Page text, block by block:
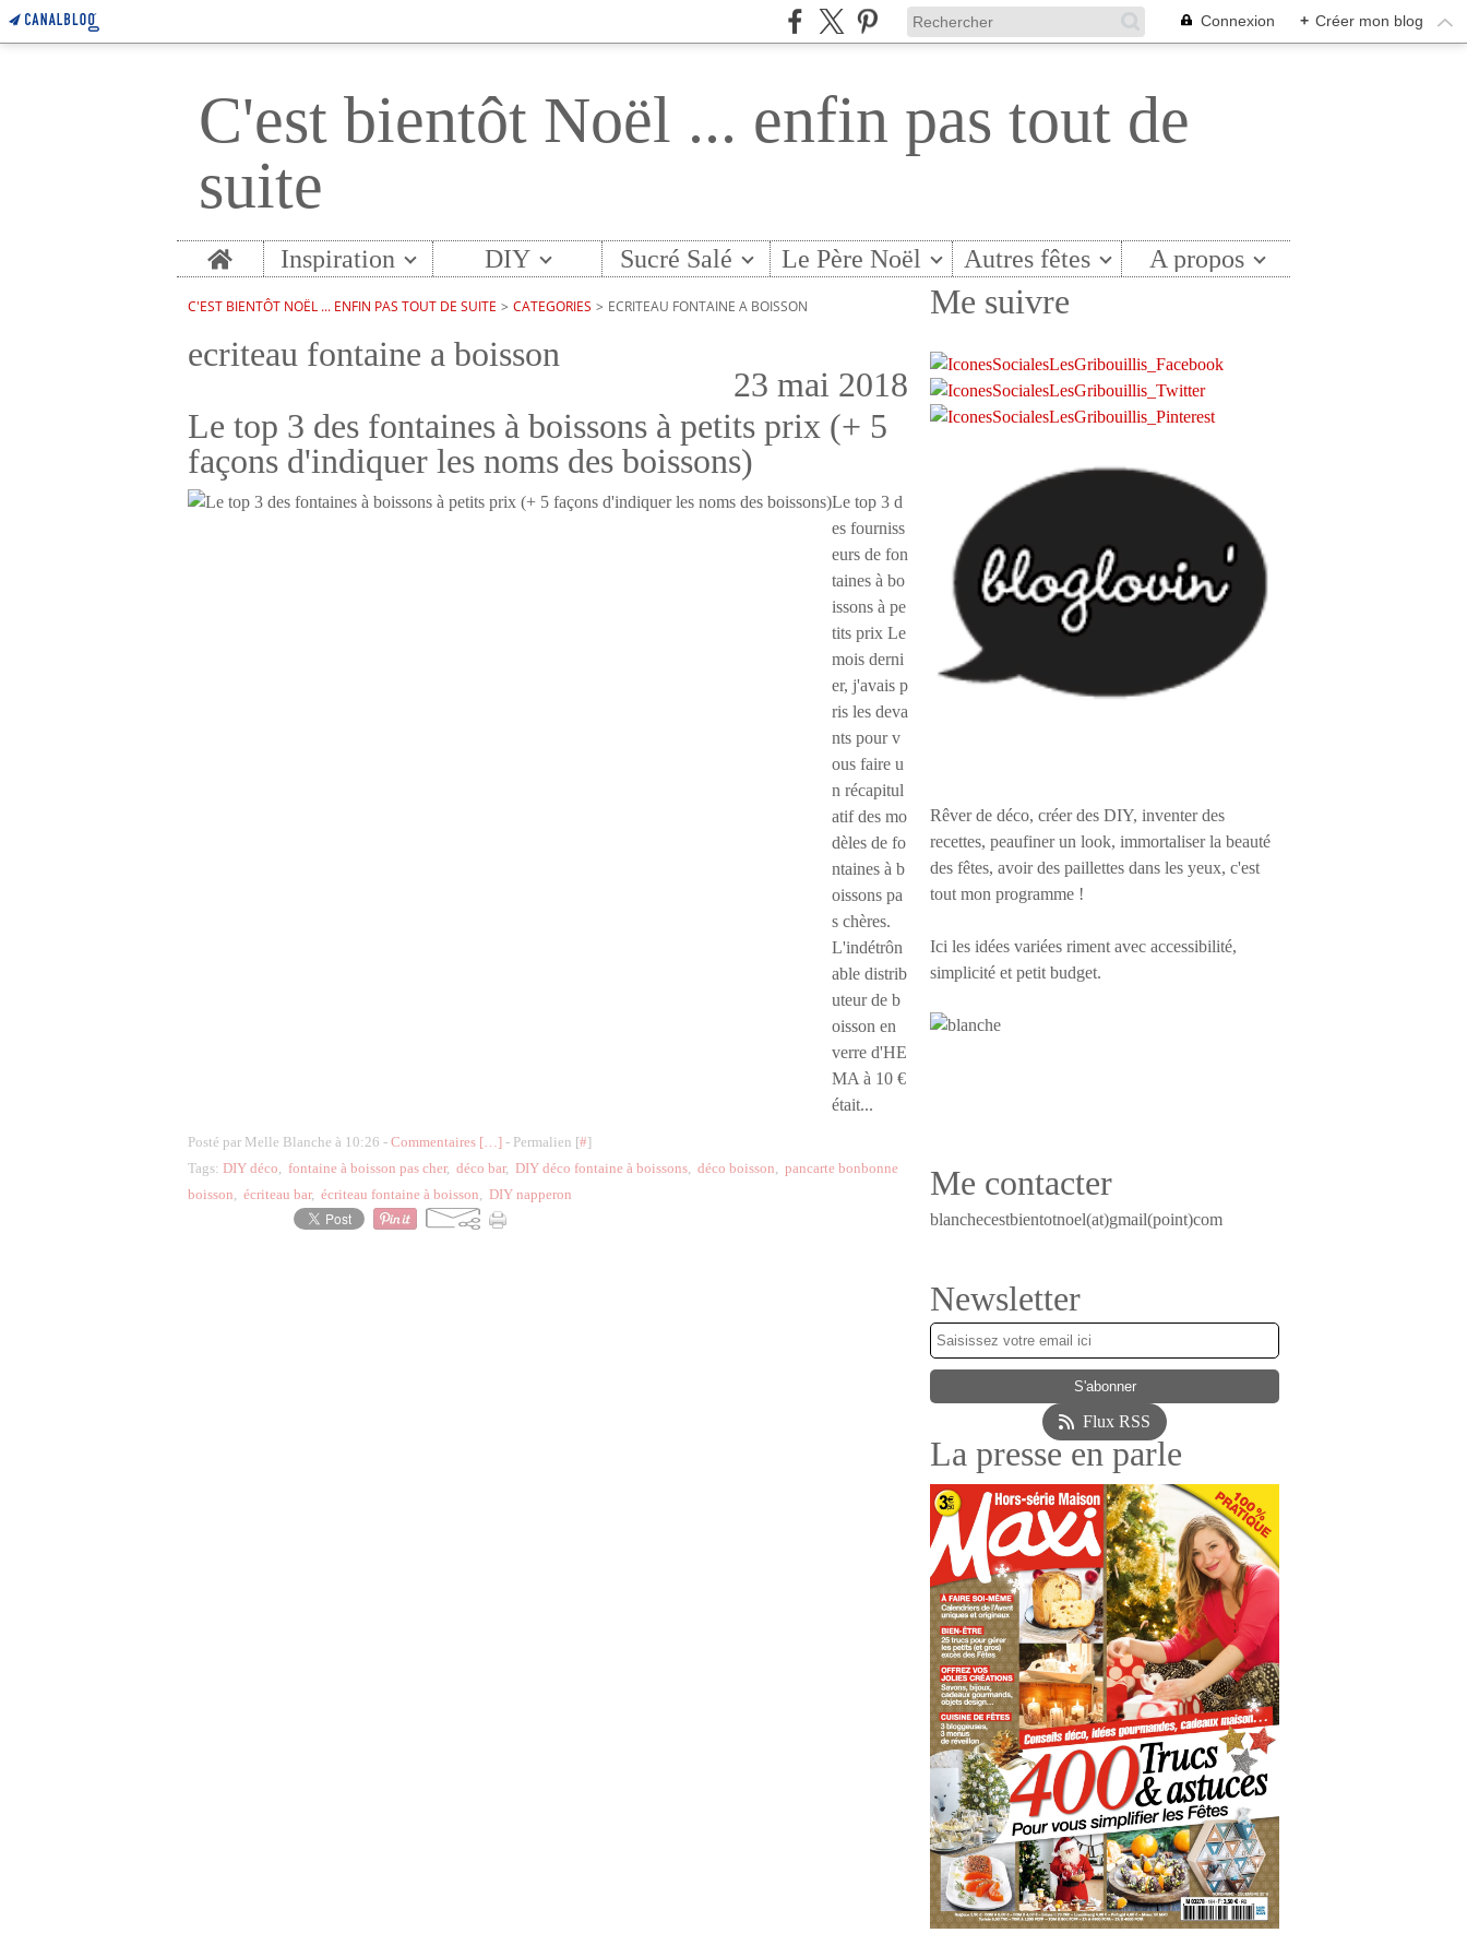
Connexion + Créer mon blog
C'est bientôt Noël ... enfin pas tout de
suite
Home Inspiration DIY Sucré Salé Le Père Noël Autres fêtes A propos
C'EST BIENTÔT NOËL ... ENFIN PAS TOUT DE SUITE > CATEGORIES > ECRITEAU FONTAINE A BOISSON
ecriteau fontaine a boisson
23 mai 2018
Le top 3 des fontaines à boissons à petits prix (+ 5
façons d'indiquer les noms des boissons)
Le top 3 d
es fourniss
eurs de fon
taines à bo
issons à pe
tits prix Le
mois derni
er, j'avais p
ris les deva
nts pour v
ous faire u
n récapitul
atif des mo
dèles de fo
ntaines à b
oissons pa
s chères.
L'indétrôn
able distrib
uteur de b
oisson en
verre d'HE
MA à 10 €
était...
Posté par Melle Blanche à 10:26 - Commentaires […] - Permalien [#]
Tags: DIY déco, fontaine à boisson pas cher, déco bar, DIY déco fontaine à boissons, déco boisson, pancarte bonbonne
boisson, écriteau bar, écriteau fontaine à boisson, DIY napperon
Me suivre
Rêver de déco, créer des DIY, inventer des
recettes, peaufiner un look, immortaliser la beauté
des fêtes, avoir des paillettes dans les yeux, c'est
tout mon programme !
Ici les idées variées riment avec accessibilité,
simplicité et petit budget.
Me contacter
blanchecestbientotnoel(at)gmail(point)com
Newsletter
Flux RSS
La presse en parle